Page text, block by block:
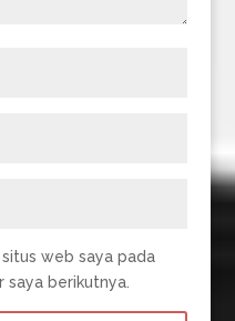
web saya pada
saya berikutnya.